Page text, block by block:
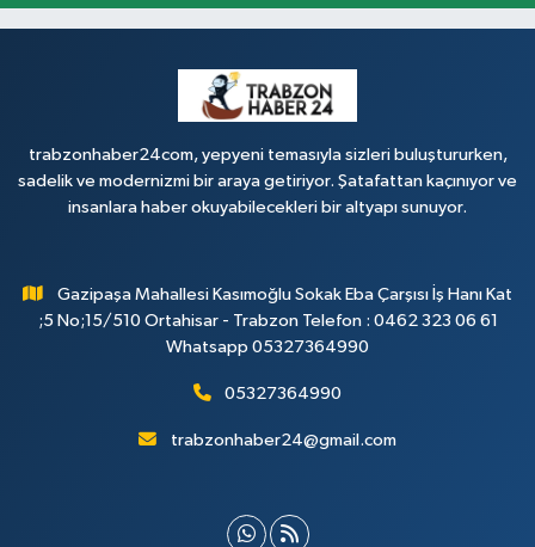
trabzonhaber24com, yepyeni temasıyla sizleri buluştururken,
sadelik ve modernizmi bir araya getiriyor. Şatafattan kaçınıyor ve
insanlara haber okuyabilecekleri bir altyapı sunuyor.
Gazipaşa Mahallesi Kasımoğlu Sokak Eba Çarşısı İş Hanı Kat
;5 No;15/510 Ortahisar - Trabzon Telefon : 0462 323 06 61
Whatsapp 05327364990
05327364990
trabzonhaber24@gmail.com